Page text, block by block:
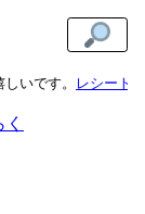
いです。 レシート